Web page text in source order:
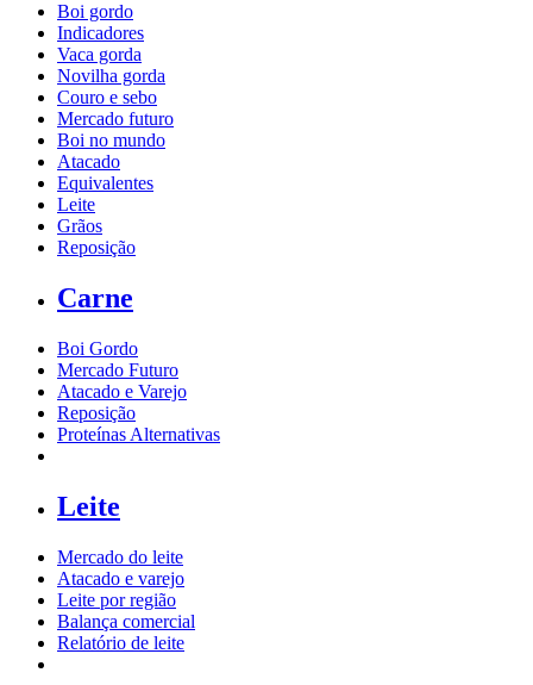
Boi gordo
Indicadores
Vaca gorda
Novilha gorda
Couro e sebo
Mercado futuro
Boi no mundo
Atacado
Equivalentes
Leite
Grãos
Reposição
Carne
Boi Gordo
Mercado Futuro
Atacado e Varejo
Reposição
Proteínas Alternativas
Leite
Mercado do leite
Atacado e varejo
Leite por região
Balança comercial
Relatório de leite